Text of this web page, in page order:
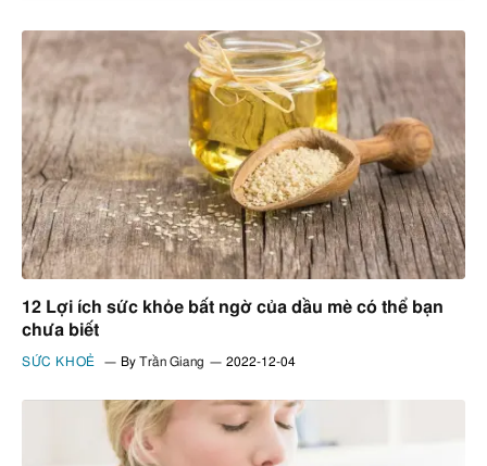
12 Lợi ích sức khỏe bất ngờ của dầu mè có thể bạn
chưa biết
SỨC KHOẺ By Trần Giang 2022-12-04